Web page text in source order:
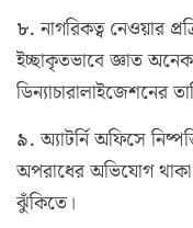
৮.নাগরিকত্ব নেওয়ার
ইচ্ছাকৃতভাবে জ্ঞাত
ডিন্যাচারালাইজেশনের
৯.অ্যাটর্নি অফিসে
অপরাধের অভিযোগ থাকা
ঝুঁকিতে।